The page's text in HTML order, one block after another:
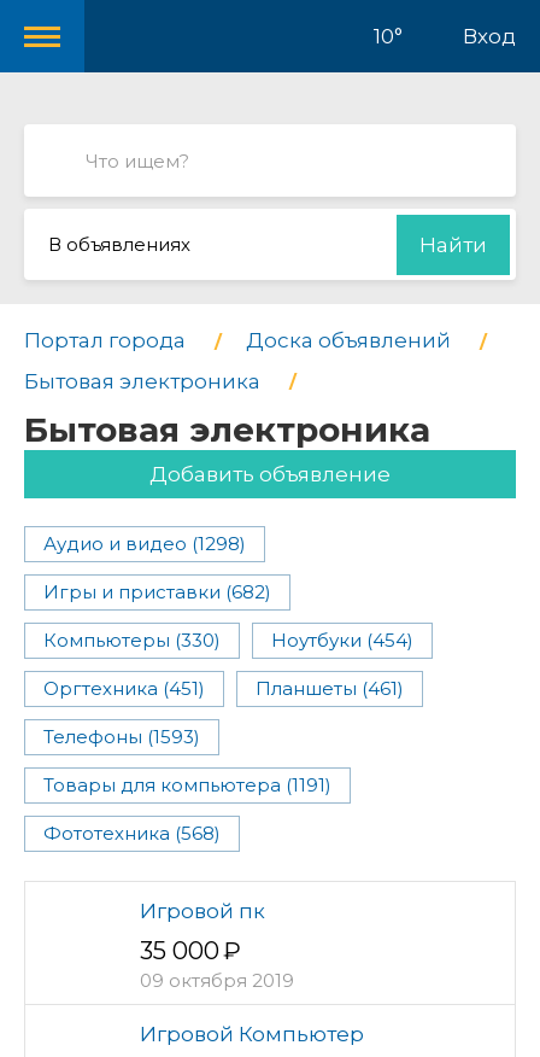
10° Вход
В объявлениях Найти
Портал города
Доска объявлений
Бытовая электроника
Бытовая электроника
Добавить объявление
Аудио и видео (1298)
Игры и приставки (682)
Компьютеры (330) Ноутбуки (454)
Оргтехника (451) Планшеты (461)
Телефоны (1593)
Товары для компьютера (1191)
Фототехника (568)
Игровой пк
35 000
09 октября 2019
Игровой Компьютер